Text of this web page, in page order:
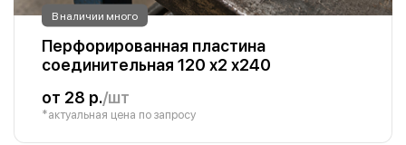
В наличии много
Перфорированная пластина
соединительная 120 х2 х240
от 28 р./шт
*актуальная цена по запросу